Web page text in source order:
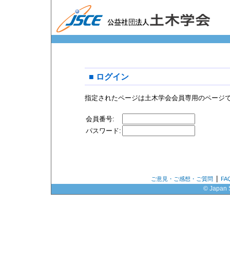
■ ログイン
指定されたページは土木学会会員専用のページ
会員番号:
パスワード:
ご意見・ご感想・ご質問
© Japan